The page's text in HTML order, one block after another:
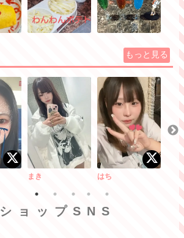
もっと見る
まき はち
ショップSNS